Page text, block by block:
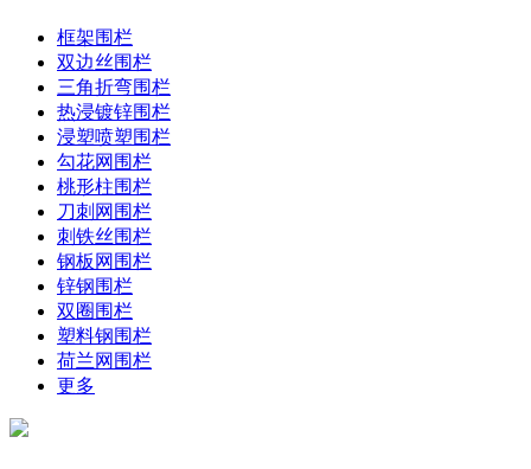
框架围栏
双边丝围栏
三角折弯围栏
热浸镀锌围栏
浸塑喷塑围栏
勾花网围栏
桃形柱围栏
刀刺网围栏
刺铁丝围栏
钢板网围栏
锌钢围栏
双圈围栏
塑料钢围栏
荷兰网围栏
更多